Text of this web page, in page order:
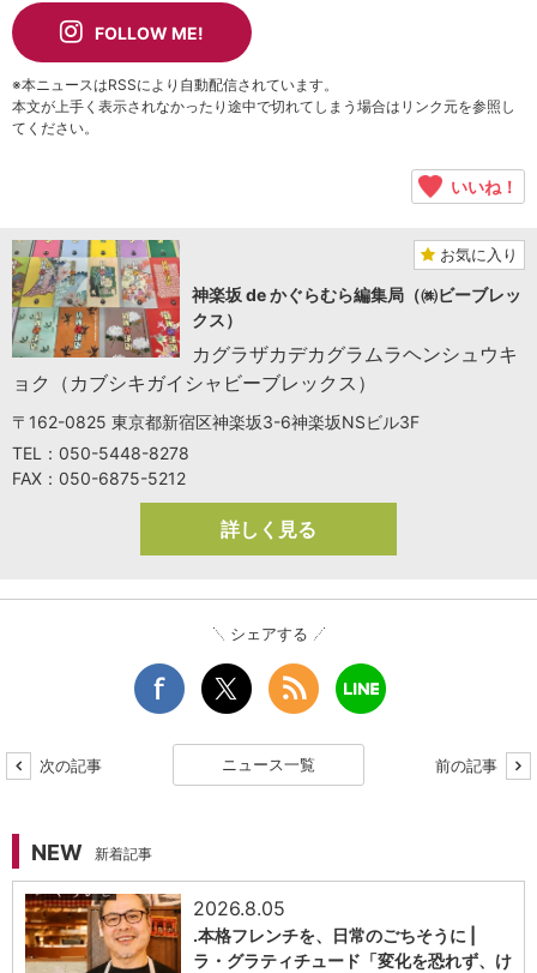
FOLLOW ME!
※本ニュースはRSSにより自動配信されています。
本文が上手く表示されなかったり途中で切れてしまう場合はリンク元を参照し
てください。
いいね！
お気に入り
神楽坂 de かぐらむら編集局（㈱ビーブレッ
クス）
カグラザカデカグラムラヘンシュウキ
ョク（カブシキガイシャビーブレックス）
〒162-0825 東京都新宿区神楽坂3-6神楽坂NSビル3F
TEL：050-5448-8278
FAX：050-6875-5212
詳しく見る
シェアする
次の記事 ニュース一覧 前の記事
NEW 新着記事
2026.8.05
.本格フレンチを、日常のごちそうに |
ラ・グラティチュード「変化を恐れず、け